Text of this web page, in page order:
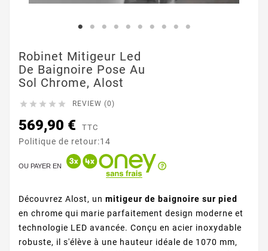
Robinet Mitigeur Led
De Baignoire Pose Au
Sol Chrome, Alost
     REVIEW (0)
569,90 € TTC
Politique de retour:14
OU PAYER EN
Découvrez Alost, un mitigeur de baignoire sur pied
en chrome qui marie parfaitement design moderne et
technologie LED avancée. Conçu en acier inoxydable
robuste, il s'élève à une hauteur idéale de 1070 mm,